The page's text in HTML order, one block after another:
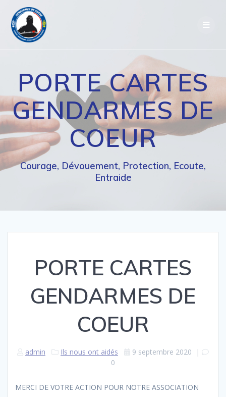
PORTE CARTES
GENDARMES DE
COEUR
Courage, Dévouement, Protection, Ecoute,
Entraide
PORTE CARTES
GENDARMES DE
COEUR
admin Ils nous ont aidés 9 septembre 2020 |
0
MERCI DE VOTRE ACTION POUR NOTRE ASSOCIATION